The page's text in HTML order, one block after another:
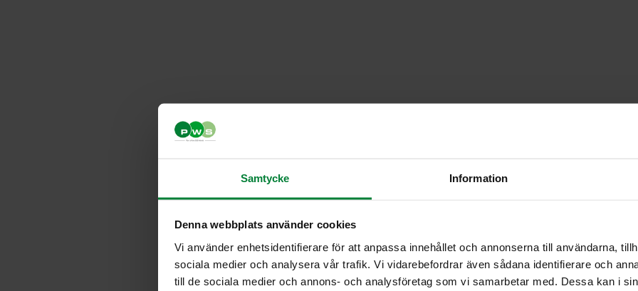
Samtycke Information
Denna webbplats använder cookies
Vi använder enhetsidentifierare för att anpassa innehållet och annonserna till användarna,
sociala medier och analysera vår trafik. Vi vidarebefordrar även sådana identifierare och
till de sociala medier och annons- och analysföretag som vi samarbetar med. Dessa kan i